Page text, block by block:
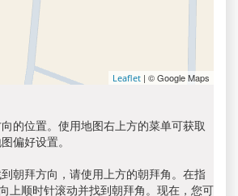
Leaflet | © Google Maps
的位置。使用地图右上方的菜单可获取
偏好设置。
朝拜方向，请使用上方的朝拜角。在指
上顺时针滚动并找到朝拜角。现在，您可